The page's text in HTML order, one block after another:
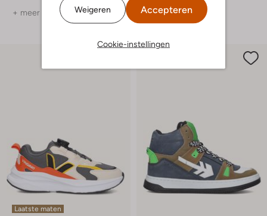
Weigeren Accepteren
Cookie-instellingen
+ meer kleuren + meer kleuren
Laatste maten